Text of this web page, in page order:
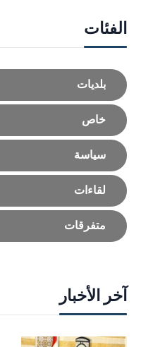
الفئات
بلديات
خاص
سياسة
لقاءات
متفرقات
آخر الأخبار